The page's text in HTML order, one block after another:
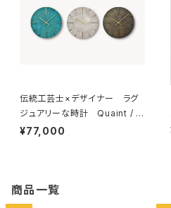
伝統工芸士×デザイナー ラグ
ジュアリーな時計 Quaint / ク
エィント
¥77,000
商品一覧